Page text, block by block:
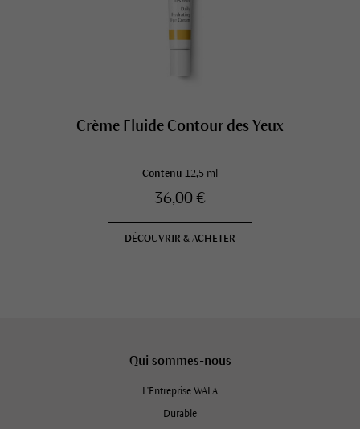
Crème Fluide Contour des Yeux
Contenu 12,5 ml
36,00 €
DÉCOUVRIR & ACHETER
Qui sommes-nous
L'Entreprise WALA
Durable